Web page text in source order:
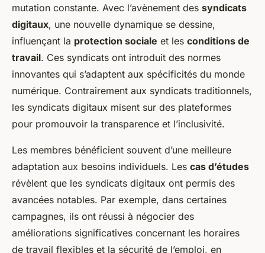
mutation constante. Avec l’avènement des syndicats
digitaux, une nouvelle dynamique se dessine,
influençant la protection sociale et les conditions de
travail. Ces syndicats ont introduit des normes
innovantes qui s’adaptent aux spécificités du monde
numérique. Contrairement aux syndicats traditionnels,
les syndicats digitaux misent sur des plateformes
pour promouvoir la transparence et l’inclusivité.
Les membres bénéficient souvent d’une meilleure
adaptation aux besoins individuels. Les cas d’études
révèlent que les syndicats digitaux ont permis des
avancées notables. Par exemple, dans certaines
campagnes, ils ont réussi à négocier des
améliorations significatives concernant les horaires
de travail flexibles et la sécurité de l’emploi, en